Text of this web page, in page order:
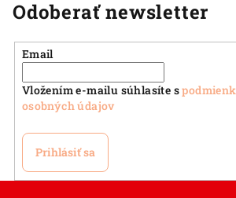
Odoberať newsletter
Email
Vložením e-mailu súhlasíte s
osobných údajov
Prihlásiť sa